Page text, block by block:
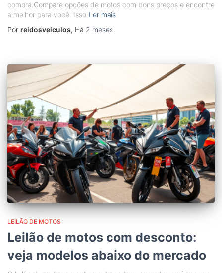
compra.Compare opções de motos com bons preços e encontre
a melhor para você. Isso Ler mais
Por reidosveiculos, Há 2 meses
LEILÃO DE MOTOS
Leilão de motos com desconto:
veja modelos abaixo do mercado